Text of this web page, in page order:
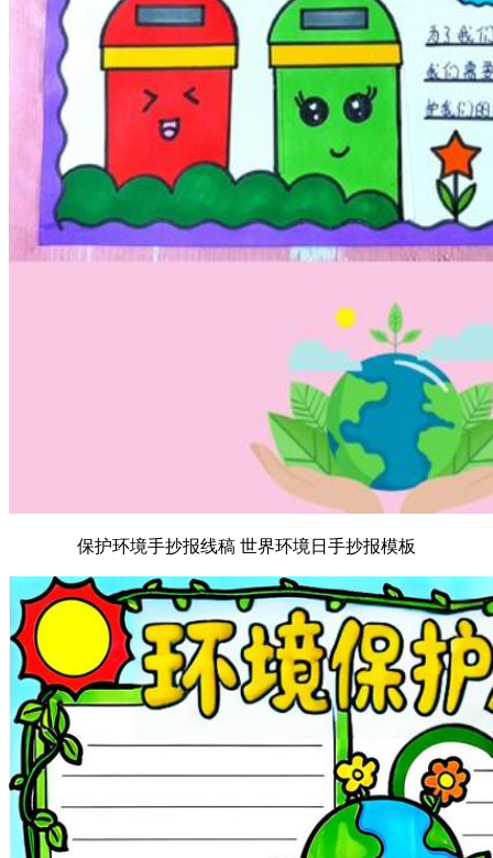
保护环境手抄报线稿 世界环境日手抄报模板